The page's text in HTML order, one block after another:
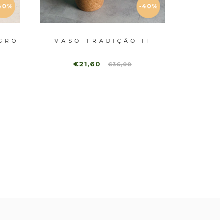
-40%
VASO TRADIÇÃO II
€21,60 €36,00